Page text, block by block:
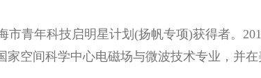
市青年科技启明星计划(扬帆专项)获得者。
家空间科学中心电磁场与微波技术专业，并在